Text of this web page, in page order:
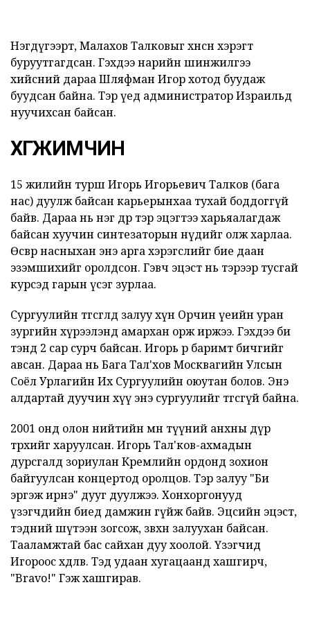
Нэгдүгээрт, Малахов Талковыг хөнөөсөн хэрэгт
буруутгагдсан. Гэхдээ нарийн шинжилгээ
хийсний дараа Шляфман Игор хотод буудаж
буудсан байна. Тэр үед администратор Израильд
нуучихсан байсан.
ХӨГЖИМЧИН
15 жилийн турш Игорь Игорьевич Талков (бага
нас) дуулж байсан карьерынхаа тухай боддоггүй
байв. Дараа нь нэг өдөр тэр эцэгтээ харьяалагдаж
байсан хуучин синтезаторын нүдийг олж харлаа.
Өсвөр насныхан энэ арга хэрэгслийг бие даан
эзэмшихийг оролдсон. Гэвч эцэст нь тэрээр тусгай
курсэд гарын үсэг зурлаа.
Сургуулийн төгсгөлд залуу хүн Орчин үеийн уран
зургийн хүрээлэнд амархан орж иржээ. Гэхдээ би
тэнд 2 сар сурч байсан. Игорь өөрөө баримт бичгийг
авсан. Дараа нь Бага Тал'хов Москвагийн Улсын
Соёл Урлагийн Их Сургуулийн оюутан болов. Энэ
алдартай дуучин хүү энэ сургуулийг төгсөөгүй байна.
2001 онд олон нийтийн өмнө түүний анхны дүр
төрхийг харуулсан. Игорь Тал'ков-ахмадын
дурсгалд зориулан Кремлийн ордонд зохион
байгуулсан концертод оролцов. Тэр залуу "Би
эргэж ирнэ" дууг дуулжээ. Хонхоргонууд
үзэгчдийн биед дамжин гүйж байв. Эцсийн эцэст,
тэдний шүтээн зогсож, зөвхөн залуухан байсан.
Тааламжтай бас сайхан дуу хоолой. Үзэгчид
Игороос хөдлөв. Тэд удаан хугацаанд хашгирч,
"Bravo!" Гэж хашгирав.